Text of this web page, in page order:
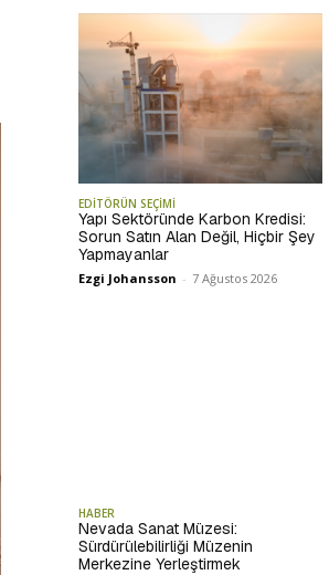
EDİTÖRÜN SEÇİMİ
Yapı Sektöründe Karbon Kredisi:
Sorun Satın Alan Değil, Hiçbir Şey
Yapmayanlar
Ezgi Johansson - 7 Ağustos 2026
HABER
Nevada Sanat Müzesi:
Sürdürülebilirliği Müzenin
Merkezine Yerleştirmek